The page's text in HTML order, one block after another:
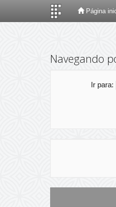
Página
Navegando
Ir para: